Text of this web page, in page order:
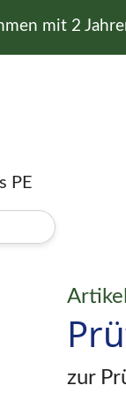
mit 2
PE
zur